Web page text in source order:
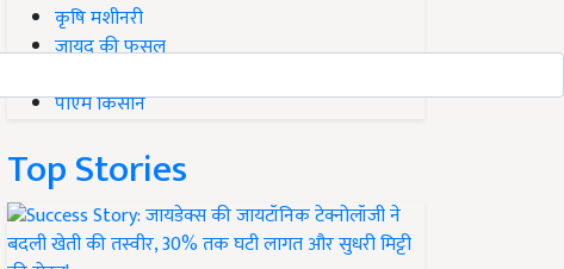
कृषि मशीनरी
जायद की फसल
पीएम किसान
Top Stories